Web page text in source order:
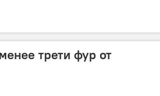
трети фур от